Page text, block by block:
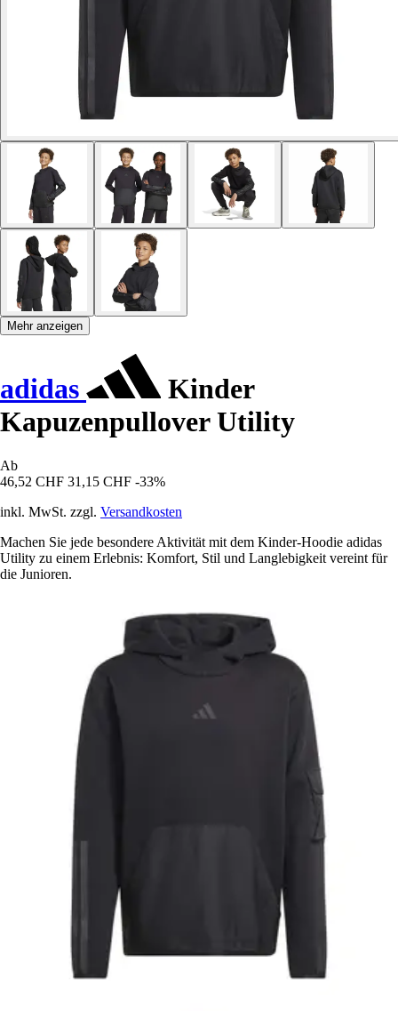
Mehr anzeigen
adidas
Kinder
Kapuzenpullover Utility
Ab
46,52 CHF 31,15 CHF -33%
inkl. MwSt. zzgl. Versandkosten
Machen Sie jede besondere Aktivität mit dem Kinder-Hoodie adidas
Utility zu einem Erlebnis: Komfort, Stil und Langlebigkeit vereint für
die Junioren.